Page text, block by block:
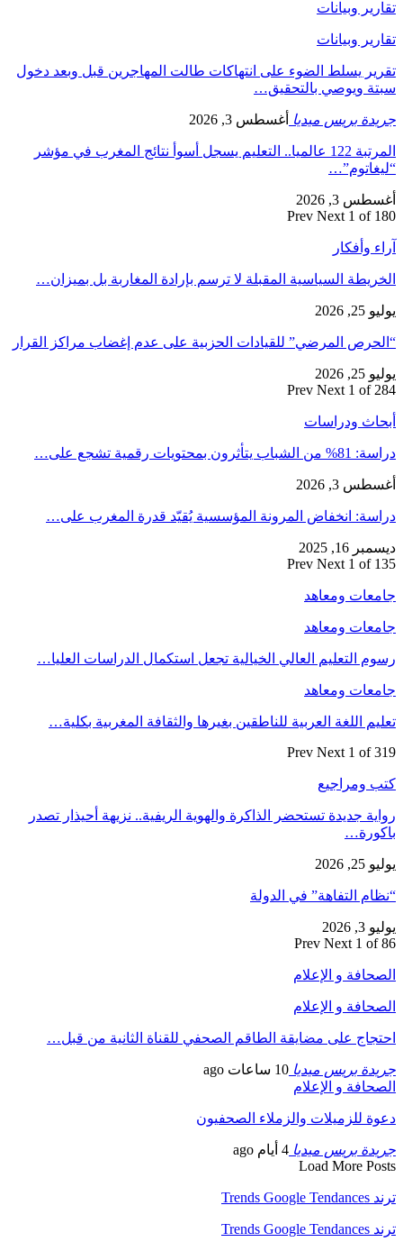
تقارير وبيانات
تقارير وبيانات
تقرير يسلط الضوء على انتهاكات طالت المهاجرين قبل وبعد دخول
سبتة ويوصي بالتحقيق…
جريدة بريس ميديا أغسطس 3, 2026
المرتبة 122 عالميا.. التعليم يسجل أسوأ نتائج المغرب في مؤشر
“ليغاتوم”…
أغسطس 3, 2026
Prev Next 1 of 180
آراء وأفكار
الخريطة السياسية المقبلة لا ترسم بإرادة المغاربة بل بميزان…
يوليو 25, 2026
“الحرص المرضي” للقيادات الحزبية على عدم إغضاب مراكز القرار
يوليو 25, 2026
Prev Next 1 of 284
أبحاث ودراسات
دراسة: 81% من الشباب يتأثرون بمحتويات رقمية تشجع على…
أغسطس 3, 2026
دراسة: انخفاض المرونة المؤسسية يُقيّد قدرة المغرب على…
ديسمبر 16, 2025
Prev Next 1 of 135
جامعات ومعاهد
جامعات ومعاهد
رسوم التعليم العالي الخيالية تجعل استكمال الدراسات العليا…
جامعات ومعاهد
تعليم اللغة العربية للناطقين بغيرها والثقافة المغربية بكلية…
Prev Next 1 of 319
كتب ومراجيع
رواية جديدة تستحضر الذاكرة والهوية الريفية.. نزيهة أحيذار تصدر
باكورة…
يوليو 25, 2026
“نظام التفاهة” في الدولة
يوليو 3, 2026
Prev Next 1 of 86
الصحافة و الإعلام
الصحافة و الإعلام
احتجاج على مضايقة الطاقم الصحفي للقناة الثانية من قبل…
جريدة بريس ميديا 10 ساعات ago
الصحافة و الإعلام
دعوة للزميلات والزملاء الصحفيون
جريدة بريس ميديا 4 أيام ago
Load More Posts
ترند Trends Google Tendances
ترند Trends Google Tendances